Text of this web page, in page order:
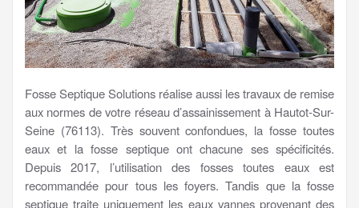
Fosse Septique Solutions réalise aussi les travaux de remise
aux normes de votre réseau d’assainissement à Hautot-Sur-
Seine (76113). Très souvent confondues, la fosse toutes
eaux et la fosse septique ont chacune ses spécificités.
Depuis 2017, l’utilisation des fosses toutes eaux est
recommandée pour tous les foyers. Tandis que la fosse
septique traite uniquement les eaux vannes provenant des